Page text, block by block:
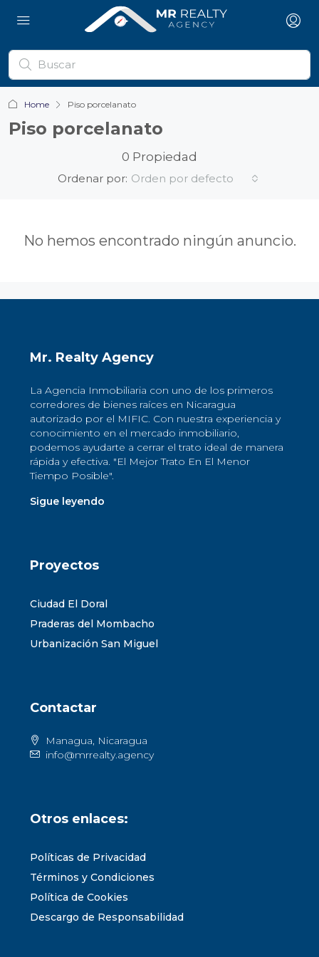
Home Piso porcelanato
Piso porcelanato
0 Propiedad
Ordenar por: Orden por defecto
No hemos encontrado ningún anuncio.
Mr. Realty Agency
La Agencia Inmobiliaria con uno de los primeros
corredores de bienes raíces en Nicaragua
autorizado por el MIFIC. Con nuestra experiencia y
conocimiento en el mercado inmobiliario,
podemos ayudarte a cerrar el trato ideal de manera
rápida y efectiva. "El Mejor Trato En El Menor
Tiempo Posible".
Sigue leyendo
Proyectos
Ciudad El Doral
Praderas del Mombacho
Urbanización San Miguel
Contactar
Managua, Nicaragua
info@mrrealty.agency
Otros enlaces:
Políticas de Privacidad
Términos y Condiciones
Política de Cookies
Descargo de Responsabilidad